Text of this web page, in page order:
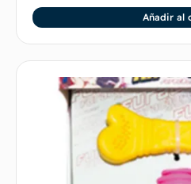
Añadir al